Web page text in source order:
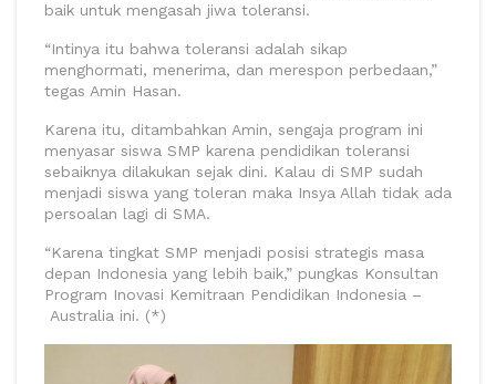
baik untuk mengasah jiwa toleransi.
“Intinya itu bahwa toleransi adalah sikap
menghormati, menerima, dan merespon perbedaan,”
tegas Amin Hasan.
Karena itu, ditambahkan Amin, sengaja program ini
menyasar siswa SMP karena pendidikan toleransi
sebaiknya dilakukan sejak dini. Kalau di SMP sudah
menjadi siswa yang toleran maka Insya Allah tidak ada
persoalan lagi di SMA.
“Karena tingkat SMP menjadi posisi strategis masa
depan Indonesia yang lebih baik,” pungkas Konsultan
Program Inovasi Kemitraan Pendidikan Indonesia –
Australia ini. (*)